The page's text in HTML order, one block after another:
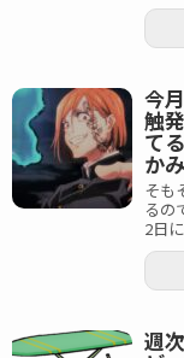
今
触
て
か
そも
るの
2日
週